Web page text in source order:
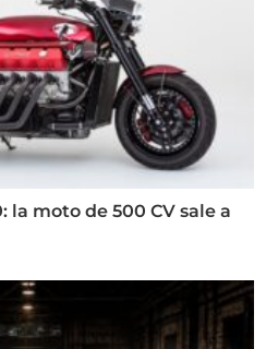
la moto de 500 CV sale a